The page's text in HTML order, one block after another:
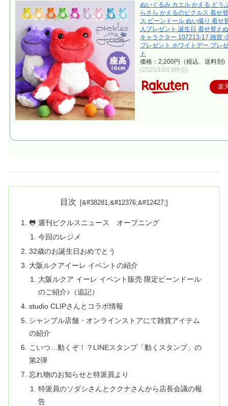
ぬいぐるみ カエル かえる どう
らさら かえるのピクルス 着せ
ス ビーンドール ぬい撮り 着せ
人プレゼント 誕生日 着せ替え
キャラクター 107213-17 雑貨
プレゼント ホワイトデー プレ
ト
価格：2,200円（税込、送料別)
(2025/10/13時点)
楽
目次
🐸 週刊ピクルスニュース オープニング
今回のレジメ
32歳のお誕生日おめでとう
大阪ルクアイーレ イベントの紹介
大阪ルクア イーレ イベント販売 限定ビーンドール
のご紹介♪（追記）
studio CLIPさんとコラボ情報
シャンブル店舗・オンラインストアにて雑貨アイテム
の紹介
こいつ…動くぞ！？LINEスタンプ「動くスタンプ」の
第2弾
忘れ物のお知らせと特派員より
特派員のソダシさんとククナさんから店長会議の報
告